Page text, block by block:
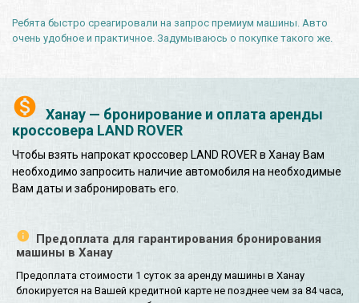
Ханау — бронирование и оплата аренды
кроссовера LAND ROVER
Чтобы взять напрокат кроссовер LAND ROVER в Ханау Вам
необходимо запросить наличие автомобиля на необходимые
Вам даты и забронировать его.
Предоплата для гарантирования бронирования
машины в Ханау
Предоплата стоимости 1 суток за аренду машины в Ханау
блокируется на Вашей кредитной карте не позднее чем за 84 часа,
Ребята быстро среагировали на запрос премиум машины. Авто
очень удобное и практичное. Задумываюсь о покупке такого же.